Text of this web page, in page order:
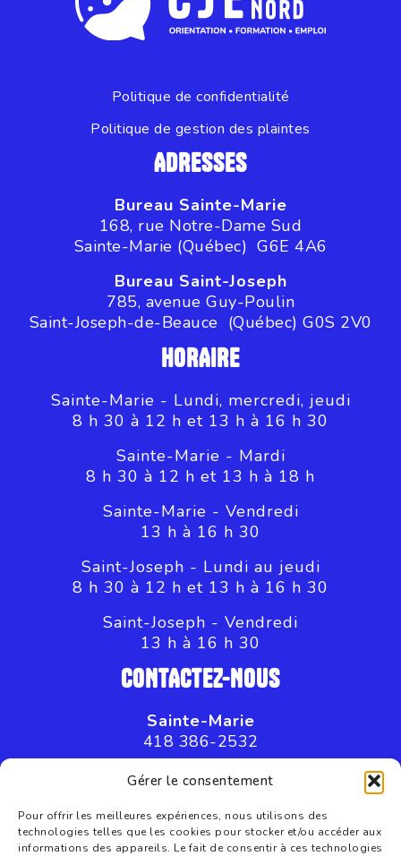
Gérer le consentement
Pour offrir les meilleures expériences, nous utilisons des
technologies telles que les cookies pour stocker et/ou accéder aux
informations des appareils. Le fait de consentir à ces technologies
Politique de confidentialité
Politique de gestion des plaintes
ADRESSES
Bureau Sainte-Marie
168, rue Notre-Dame Sud
Sainte-Marie (Québec) G6E 4A6
Bureau Saint-Joseph
785, avenue Guy-Poulin
Saint-Joseph-de-Beauce (Québec) G0S 2V0
HORAIRE
Sainte-Marie - Lundi, mercredi, jeudi
8 h 30 à 12 h et 13 h à 16 h 30
Sainte-Marie - Mardi
8 h 30 à 12 h et 13 h à 18 h
Sainte-Marie - Vendredi
13 h à 16 h 30
Saint-Joseph - Lundi au jeudi
8 h 30 à 12 h et 13 h à 16 h 30
Saint-Joseph - Vendredi
13 h à 16 h 30
CONTACTEZ-NOUS
Sainte-Marie
418 386-2532
Saint-Joseph